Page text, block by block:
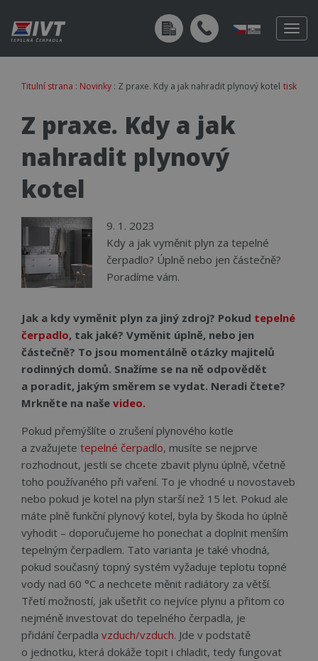
tisk
Titulní strana : Novinky : Z praxe. Kdy a jak nahradit plynový kotel
Z praxe. Kdy a jak
nahradit plynový
kotel
9. 1. 2023
Kdy a jak vyměnit plyn za tepelné
čerpadlo? Úplně nebo jen částečně?
Poradíme vám.
Jak a kdy vyměnit plyn za jiný zdroj? Pokud tepelné
čerpadlo, tak jaké? Vyměnit úplně, nebo jen
částečně? To jsou momentálně otázky majitelů
rodinných domů. Snažíme se na ně odpovědět
a poradit, jakým směrem se vydat. Neradi čtete?
Mrkněte na naše video.
Pokud přemýšlíte o zrušení plynového kotle
a zvažujete tepelné čerpadlo, musíte se nejprve
rozhodnout, jestli se chcete zbavit plynu úplně, včetně
toho používaného při vaření. To je vhodné u novostaveb
nebo pokud je kotel na plyn starší než 15 let. Pokud ale
máte plně funkční plynový kotel, byla by škoda ho úplně
vyhodit – doporučujeme ho ponechat a doplnit menším
tepelným čerpadlem. Tato varianta je také vhodná,
pokud současný topný systém vyžaduje teplotu topné
vody nad 60 °C a nechcete měnit radiátory za větší.
Třetí možností, jak ušetřit co nejvíce plynu a přitom co
nejméně investovat do tepelného čerpadla, je
přidání čerpadla vzduch/vzduch. Jde v podstatě
o jednotku, která dokáže topit i chladit, tedy fungovat